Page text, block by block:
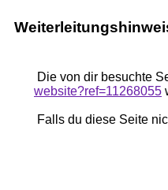
Die von dir besuchte
website?ref=11268055
Falls du diese Seite